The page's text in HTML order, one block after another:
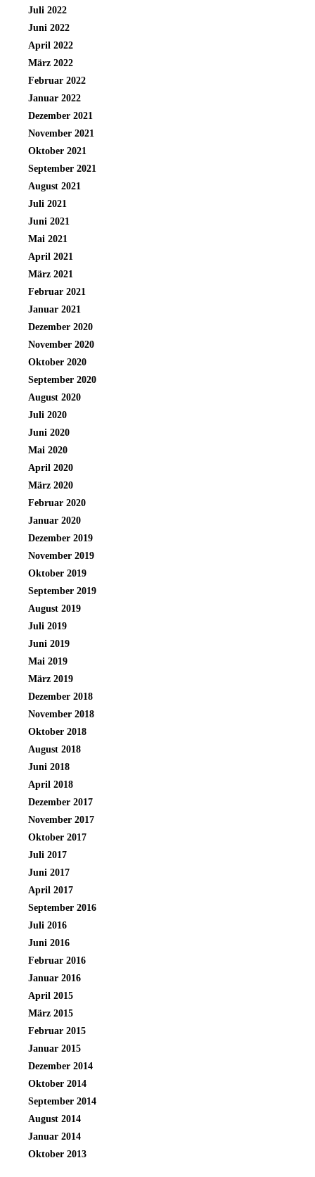
Juli 2022
Juni 2022
April 2022
März 2022
Februar 2022
Januar 2022
Dezember 2021
November 2021
Oktober 2021
September 2021
August 2021
Juli 2021
Juni 2021
Mai 2021
April 2021
März 2021
Februar 2021
Januar 2021
Dezember 2020
November 2020
Oktober 2020
September 2020
August 2020
Juli 2020
Juni 2020
Mai 2020
April 2020
März 2020
Februar 2020
Januar 2020
Dezember 2019
November 2019
Oktober 2019
September 2019
August 2019
Juli 2019
Juni 2019
Mai 2019
März 2019
Dezember 2018
November 2018
Oktober 2018
August 2018
Juni 2018
April 2018
Dezember 2017
November 2017
Oktober 2017
Juli 2017
Juni 2017
April 2017
September 2016
Juli 2016
Juni 2016
Februar 2016
Januar 2016
April 2015
März 2015
Februar 2015
Januar 2015
Dezember 2014
Oktober 2014
September 2014
August 2014
Januar 2014
Oktober 2013